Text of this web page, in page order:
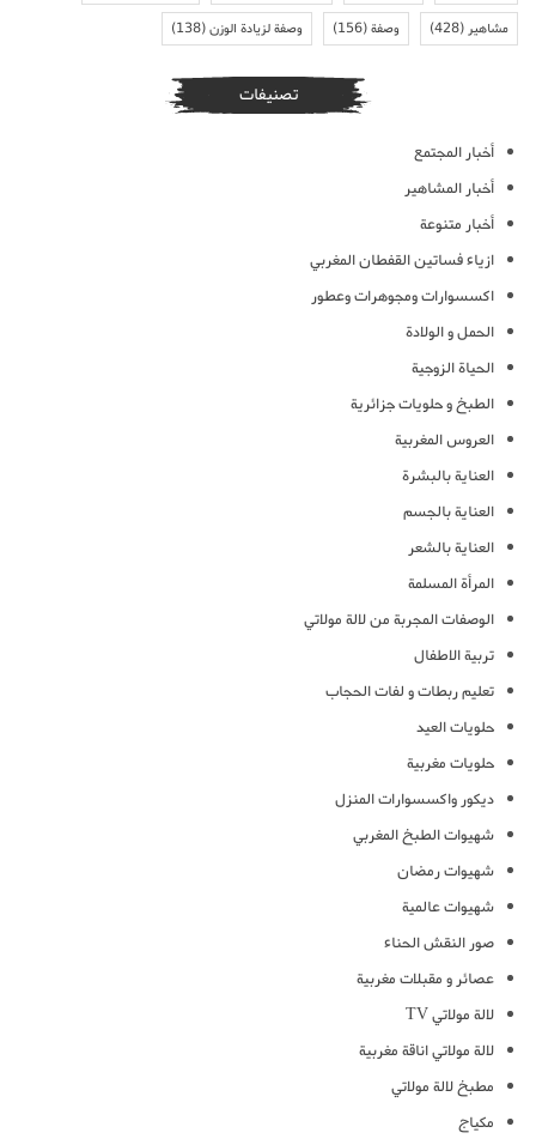
مشاهير(428) وصفة(156) وصفة لزيادة الوزن(138)
تصنيفات
أخبار المجتمع
أخبار المشاهير
أخبار متنوعة
ازياء فساتين القفطان المغربي
اكسسوارات ومجوهرات وعطور
الحمل و الولادة
الحياة الزوجية
الطبخ و حلويات جزائرية
العروس المغربية
العناية بالبشرة
العناية بالجسم
العناية بالشعر
المرأة المسلمة
الوصفات المجربة من لالة مولاتي
تربية الاطفال
تعليم ربطات و لفات الحجاب
حلويات العيد
حلويات مغربية
ديكور واكسسوارات المنزل
شهيوات الطبخ المغربي
شهيوات رمضان
شهيوات عالمية
صور النقش الحناء
عصائر و مقبلات مغربية
لالة مولاتي TV
لالة مولاتي اناقة مغربية
مطبخ لالة مولاتي
مكياج